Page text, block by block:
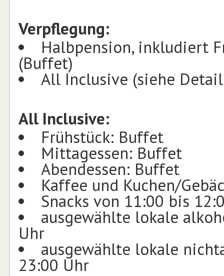
Verpflegung:
Halbpension, inkludiert
(Buffet)
All Inclusive (siehe
All Inclusive:
Frühstück: Buffet
Mittagessen: Buffet
Abendessen: Buffet
Kaffee und Kuchen/
Snacks von 11:00 bis
ausgewählte lokale
Uhr
ausgewählte lokale
23:00 Uhr